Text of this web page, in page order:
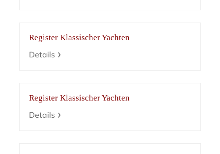
Register Klassischer Yachten
Details
Register Klassischer Yachten
Details